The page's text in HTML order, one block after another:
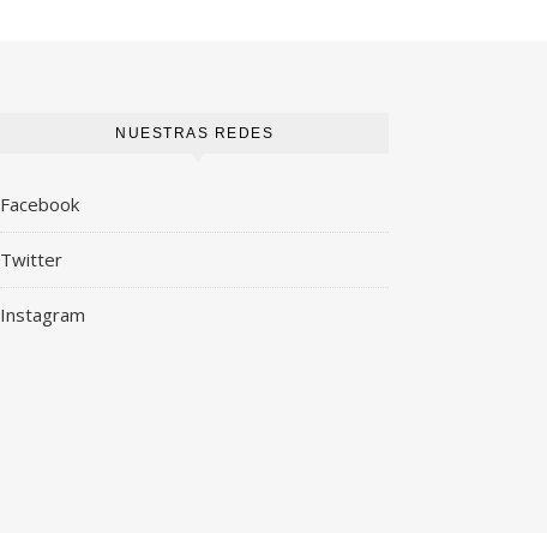
NUESTRAS REDES
Facebook
Twitter
Instagram